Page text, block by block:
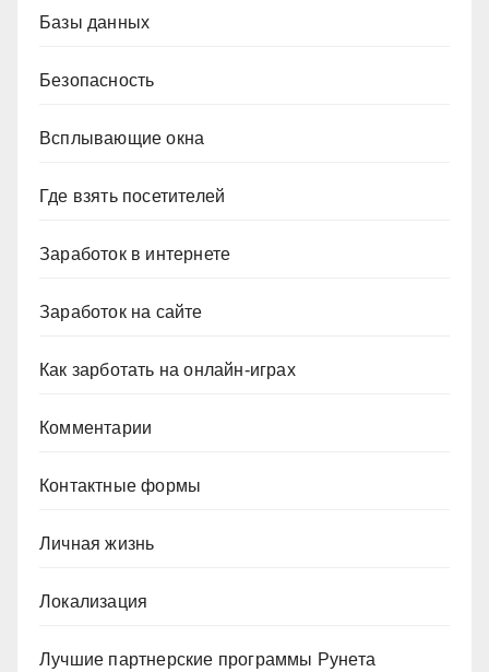
Базы данных
Безопасность
Всплывающие окна
Где взять посетителей
Заработок в интернете
Заработок на сайте
Как зарботать на онлайн-играх
Комментарии
Контактные формы
Личная жизнь
Локализация
Лучшие партнерские программы Рунета